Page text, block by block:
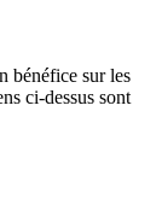
bénéfice sur les
ci-dessus sont